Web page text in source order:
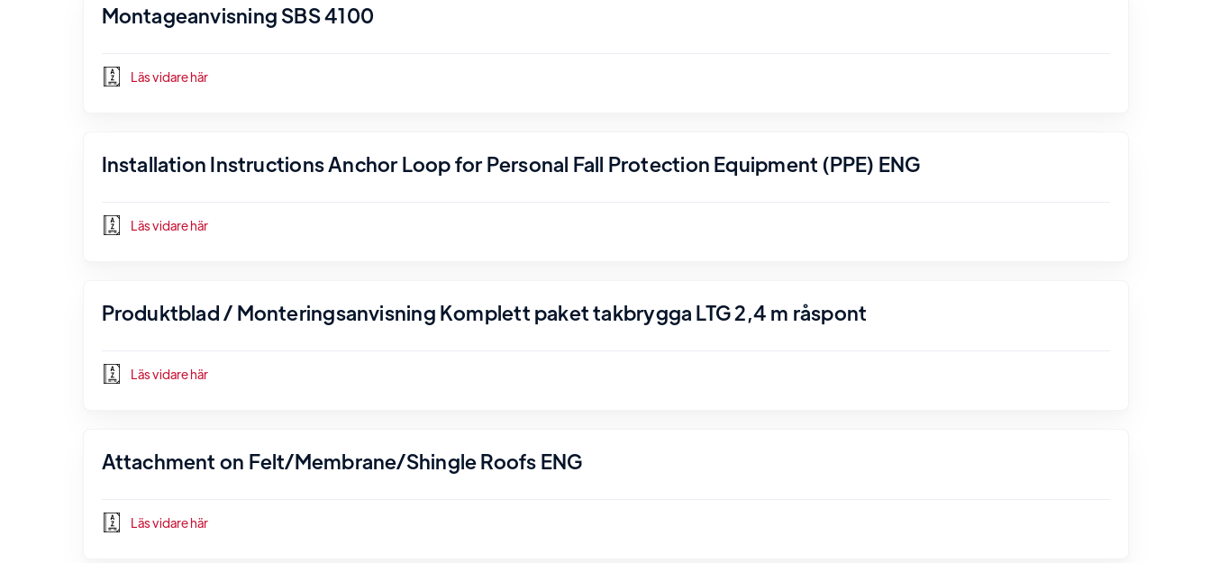
Montageanvisning SBS 4100
Läs vidare här
Installation Instructions Anchor Loop for Personal Fall Protection Equipment (PPE) ENG
Läs vidare här
Produktblad / Monteringsanvisning Komplett paket takbrygga LTG 2,4 m råspont
Läs vidare här
Attachment on Felt/Membrane/Shingle Roofs ENG
Läs vidare här